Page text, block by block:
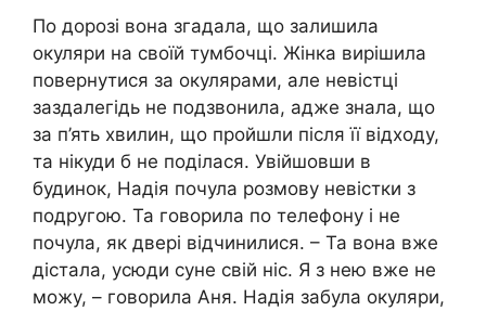
По дорозі вона згадала, що залишила
окуляри на своїй тумбочці. Жінка вирішила
повернутися за окулярами, але невістці
заздалегідь не подзвонила, адже знала, що
за п’ять хвилин, що пройшли після її відходу,
та нікуди б не поділася. Увійшовши в
будинок, Надія почула розмову невістки з
подругою. Та говорила по телефону і не
почула, як двері відчинилися. – Та вона вже
дістала, усюди суне свій ніс. Я з нею вже не
можу, – говорила Аня. Надія забула окуляри,